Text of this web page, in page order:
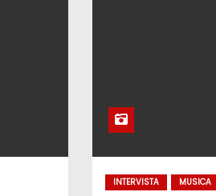
INTERVISTA MUSICA